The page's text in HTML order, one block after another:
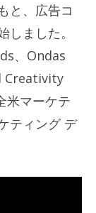
と、広告コ
ました。
、Ondas
Creativity
米マーケテ
ティング デ